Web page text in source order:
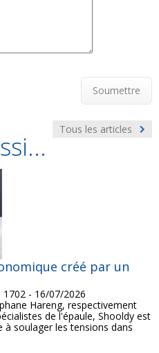
Soumettre
Tous les articles
créé par un
1702 - 16/07/2026
Hareng, respectivement
de l'épaule, Shooldy est
soulager les tensions dans